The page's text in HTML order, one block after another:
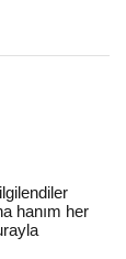
hanım her